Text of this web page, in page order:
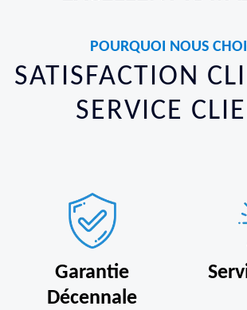
POURQUOI NOUS
SATISFACTION
SERVICE
Garantie
Décennale